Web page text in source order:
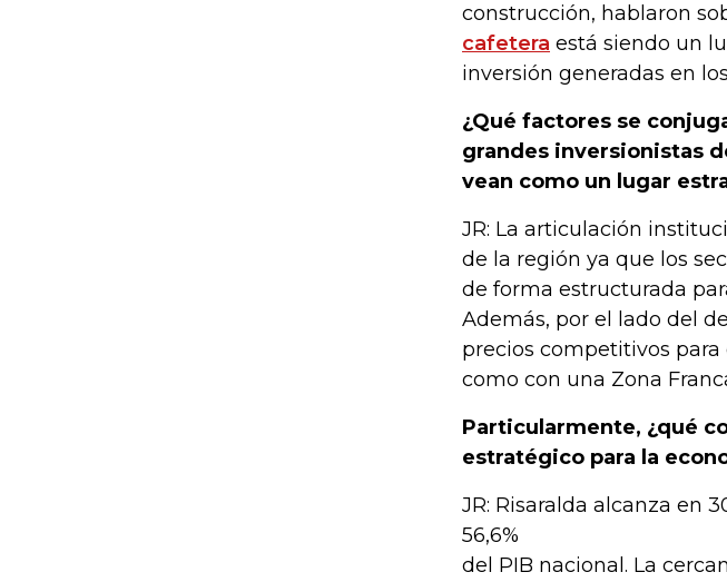
construcción, hablaron
cafetera está siendo un
inversión generadas en
¿Qué factores se
grandes inversionistas
vean como un lugar
JR: La articulación
de la región ya que los
de forma estructurada
Además, por el lado del
precios competitivos
como con una Zona
Particularmente, ¿qué
estratégico para la
JR: Risaralda alcanza en
56,6%
del PIB nacional. La